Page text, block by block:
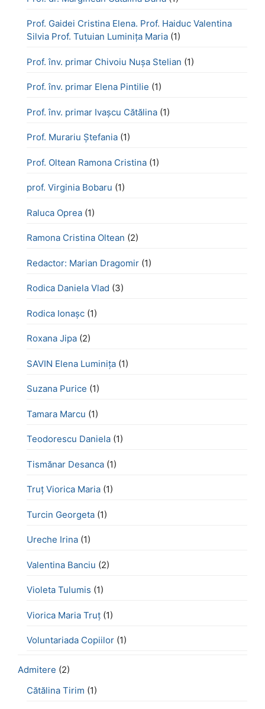
Prof. Gaidei Cristina Elena. Prof. Haiduc Valentina
Silvia Prof. Tutuian Luminița Maria (1)
Prof. înv. primar Chivoiu Nușa Stelian (1)
Prof. înv. primar Elena Pintilie (1)
Prof. înv. primar Ivașcu Cătălina (1)
Prof. Murariu Ștefania (1)
Prof. Oltean Ramona Cristina (1)
prof. Virginia Bobaru (1)
Raluca Oprea (1)
Ramona Cristina Oltean (2)
Redactor: Marian Dragomir (1)
Rodica Daniela Vlad (3)
Rodica Ionașc (1)
Roxana Jipa (2)
SAVIN Elena Luminița (1)
Suzana Purice (1)
Tamara Marcu (1)
Teodorescu Daniela (1)
Tismănar Desanca (1)
Truț Viorica Maria (1)
Turcin Georgeta (1)
Ureche Irina (1)
Valentina Banciu (2)
Violeta Tulumis (1)
Viorica Maria Truț (1)
Voluntariada Copiilor (1)
Admitere (2)
Cătălina Tirim (1)